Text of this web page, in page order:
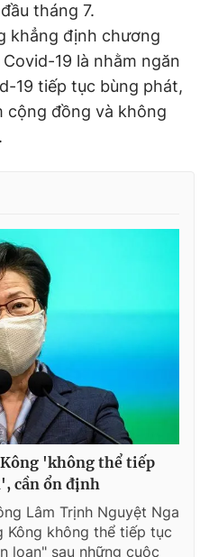
tháng 7.
khẳng định chương
19 là nhằm ngăn
19 tiếp tục bùng phát,
cộng đồng và không
'không thể tiếp
cần ổn định
Lâm Trịnh Nguyệt Nga
Kông không thể tiếp tục
loạn" sau những cuộc